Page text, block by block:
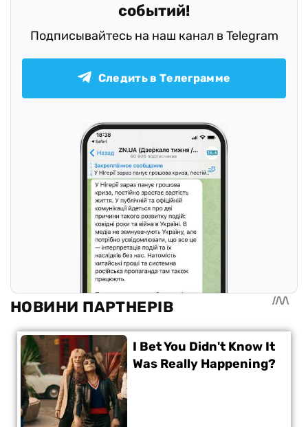
событий!
Подписывайтесь на наш канал в Telegram
Следить в Телеграмме